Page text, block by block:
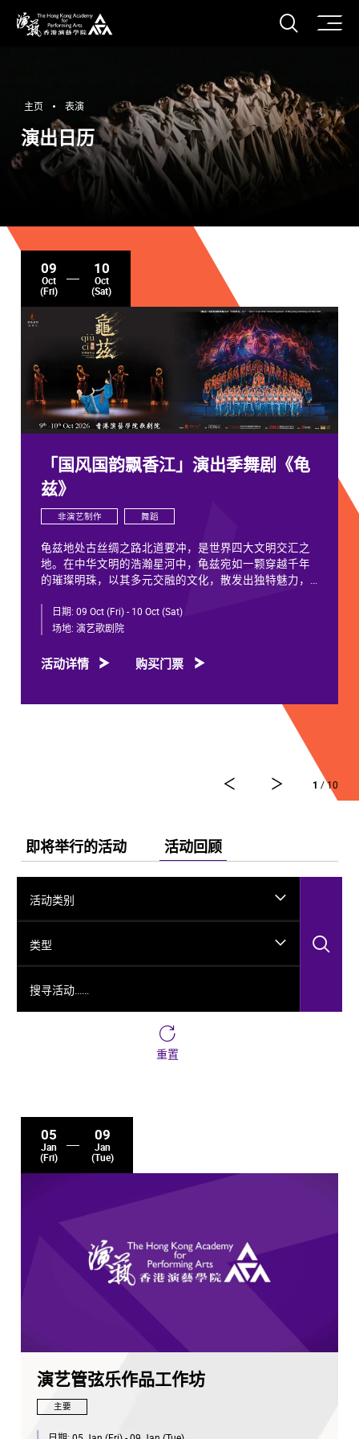
打开
主页 表演
演出日历
09
Oct
(Fri)
10
Oct
(Sat)
「国风国韵飘香江」演出季舞剧《龟
兹》
非演艺制作 舞蹈
龟兹地处古丝绸之路北道要冲，是世界四大文明交汇之
地。在中华文明的浩瀚星河中，龟兹宛如一颗穿越千年
的璀璨明珠，以其多元交融的文化，散发出独特魅力，
龟兹文化流淌着古往今来各族人民的印迹和血脉，从石
我、我中有你”，成为新疆历史文化的鲜活注脚，更是中
艺术的交融流变搬上舞台。
舞剧《龟兹》集结了各方力量，佟睿睿担任总编导，文
史学者韩子勇担任编剧，主创团队汇集了制作人李东，
运，服装设计阳东霖，视觉总监王涵，编导李宏钧、魏
内艺术家。舞剧以新疆艺术剧院歌舞团和新疆师范大学
的青年舞者为班底，携手国内优秀青年舞蹈艺术家共同
日期: 09 Oct (Fri) - 10 Oct (Sat)
场地: 演艺歌剧院
活动详情 购买门票
1 / 10
即将举行的活动 活动回顾
活动类别
类型
重置
05
Jan
(Fri)
09
Jan
(Tue)
演艺管弦乐作品工作坊
主要